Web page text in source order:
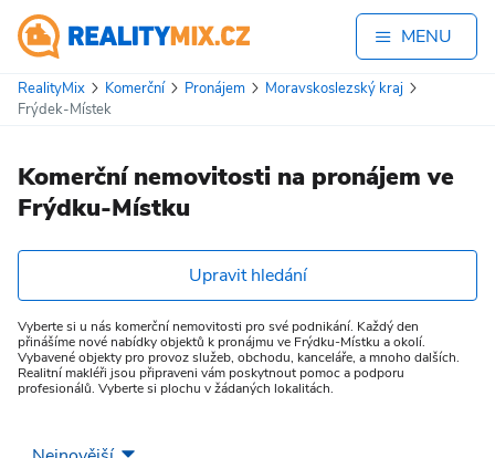
MENU
RealityMix Komerční Pronájem
Moravskoslezský kraj
Frýdek-Místek
Komerční nemovitosti na pronájem ve
Frýdku-Místku
Upravit hledání
Vyberte si u nás komerční nemovitosti pro své podnikání. Každý den
přinášíme nové nabídky objektů k pronájmu ve Frýdku-Místku a okolí.
Vybavené objekty pro provoz služeb, obchodu, kanceláře, a mnoho dalších.
Realitní makléři jsou připraveni vám poskytnout pomoc a podporu
profesionálů. Vyberte si plochu v žádaných lokalitách.